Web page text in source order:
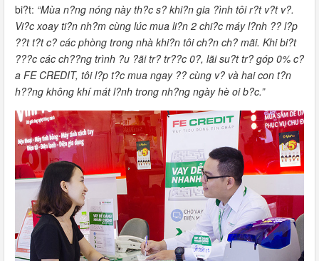
bi?t: “Mùa n?ng nóng này th?c s? khi?n gia ?ình tôi r?t v?t v?.
Vi?c xoay ti?n nh?m cùng lúc mua li?n 2 chi?c máy l?nh ?? l?p
??t t?t c? các phòng trong nhà khi?n tôi ch?n ch? mãi. Khi bi?t
???c các ch??ng trình ?u ?ãi tr? tr??c 0?, lãi su?t tr? góp 0% c?
a FE CREDIT, tôi l?p t?c mua ngay ?? cùng v? và hai con t?n
h??ng không khí mát l?nh trong nh?ng ngày hè oi b?c.”